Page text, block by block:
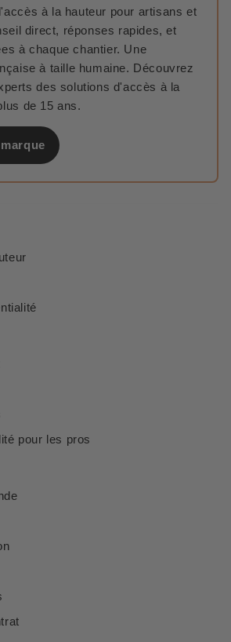
à la hauteur pour artisans et
direct, réponses rapides, et
à chaque chantier. Une
à taille humaine. Découvrez
des solutions d'accès à la
de 15 ans.
pour les pros